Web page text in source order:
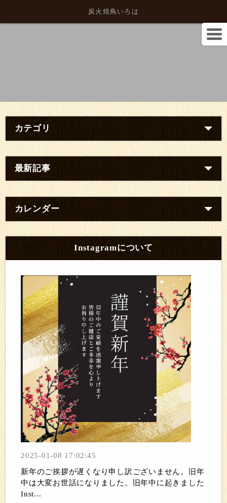
炭火焼鳥いろは
カテゴリ
最新記事
カレンダー
Instagramについて
2025-01-08 17:02:45
新年のご挨拶が遅くなり申し訳ございません。旧年
中は大変お世話になりました。旧年中に起きました
Inst...